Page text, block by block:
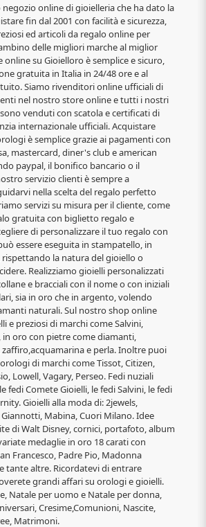
online di gioielleria che ha dato la
fin dal 2001 con facilità e sicurezza,
ed articoli da regalo online per
delle migliori marche al miglior
online su Gioielloro è semplice e sicuro,
gratuita in Italia in 24/48 ore e al
Siamo rivenditori online ufficiali di
nel nostro store online e tutti i nostri
venduti con scatola e certificati di
internazionale ufficiali. Acquistare
è semplice grazie ai pagamenti con
mastercard, diner's club e american
paypal, il bonifico bancario o il
servizio clienti è sempre a
nella scelta del regalo perfetto
servizi su misura per il cliente, come
gratuita con biglietto regalo e
di personalizzare il tuo regalo con
essere eseguita in stampatello, in
la natura del gioiello o
Realizziamo gioielli personalizzati
e bracciali con il nome o con iniziali
sia in oro che in argento, volendo
naturali. Sul nostro shop online
e preziosi di marchi come Salvini,
in oro con pietre come diamanti,
e perla. Inoltre puoi
di marchi come Tissot, Citizen,
Lowell, Vagary, Perseo. Fedi nuziali
fedi Comete Gioielli, le fedi Salvini, le fedi
Gioielli alla moda di: 2jewels,
Giannotti, Mabina, Cuori Milano. Idee
di Walt Disney, cornici, portafoto, album
medaglie in oro 18 carati con
Francesco, Padre Pio, Madonna
tante altre. Ricordatevi di entrare
grandi affari su orologi e gioielli.
Natale per uomo e Natale per donna,
Cresime,Comunioni, Nascite,
Matrimoni.